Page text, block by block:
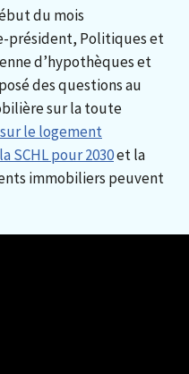
du mois
président, Politiques et
d’hypothèques et
des questions au
sur la toute
le logement
SCHL pour 2030et la
immobiliers peuvent